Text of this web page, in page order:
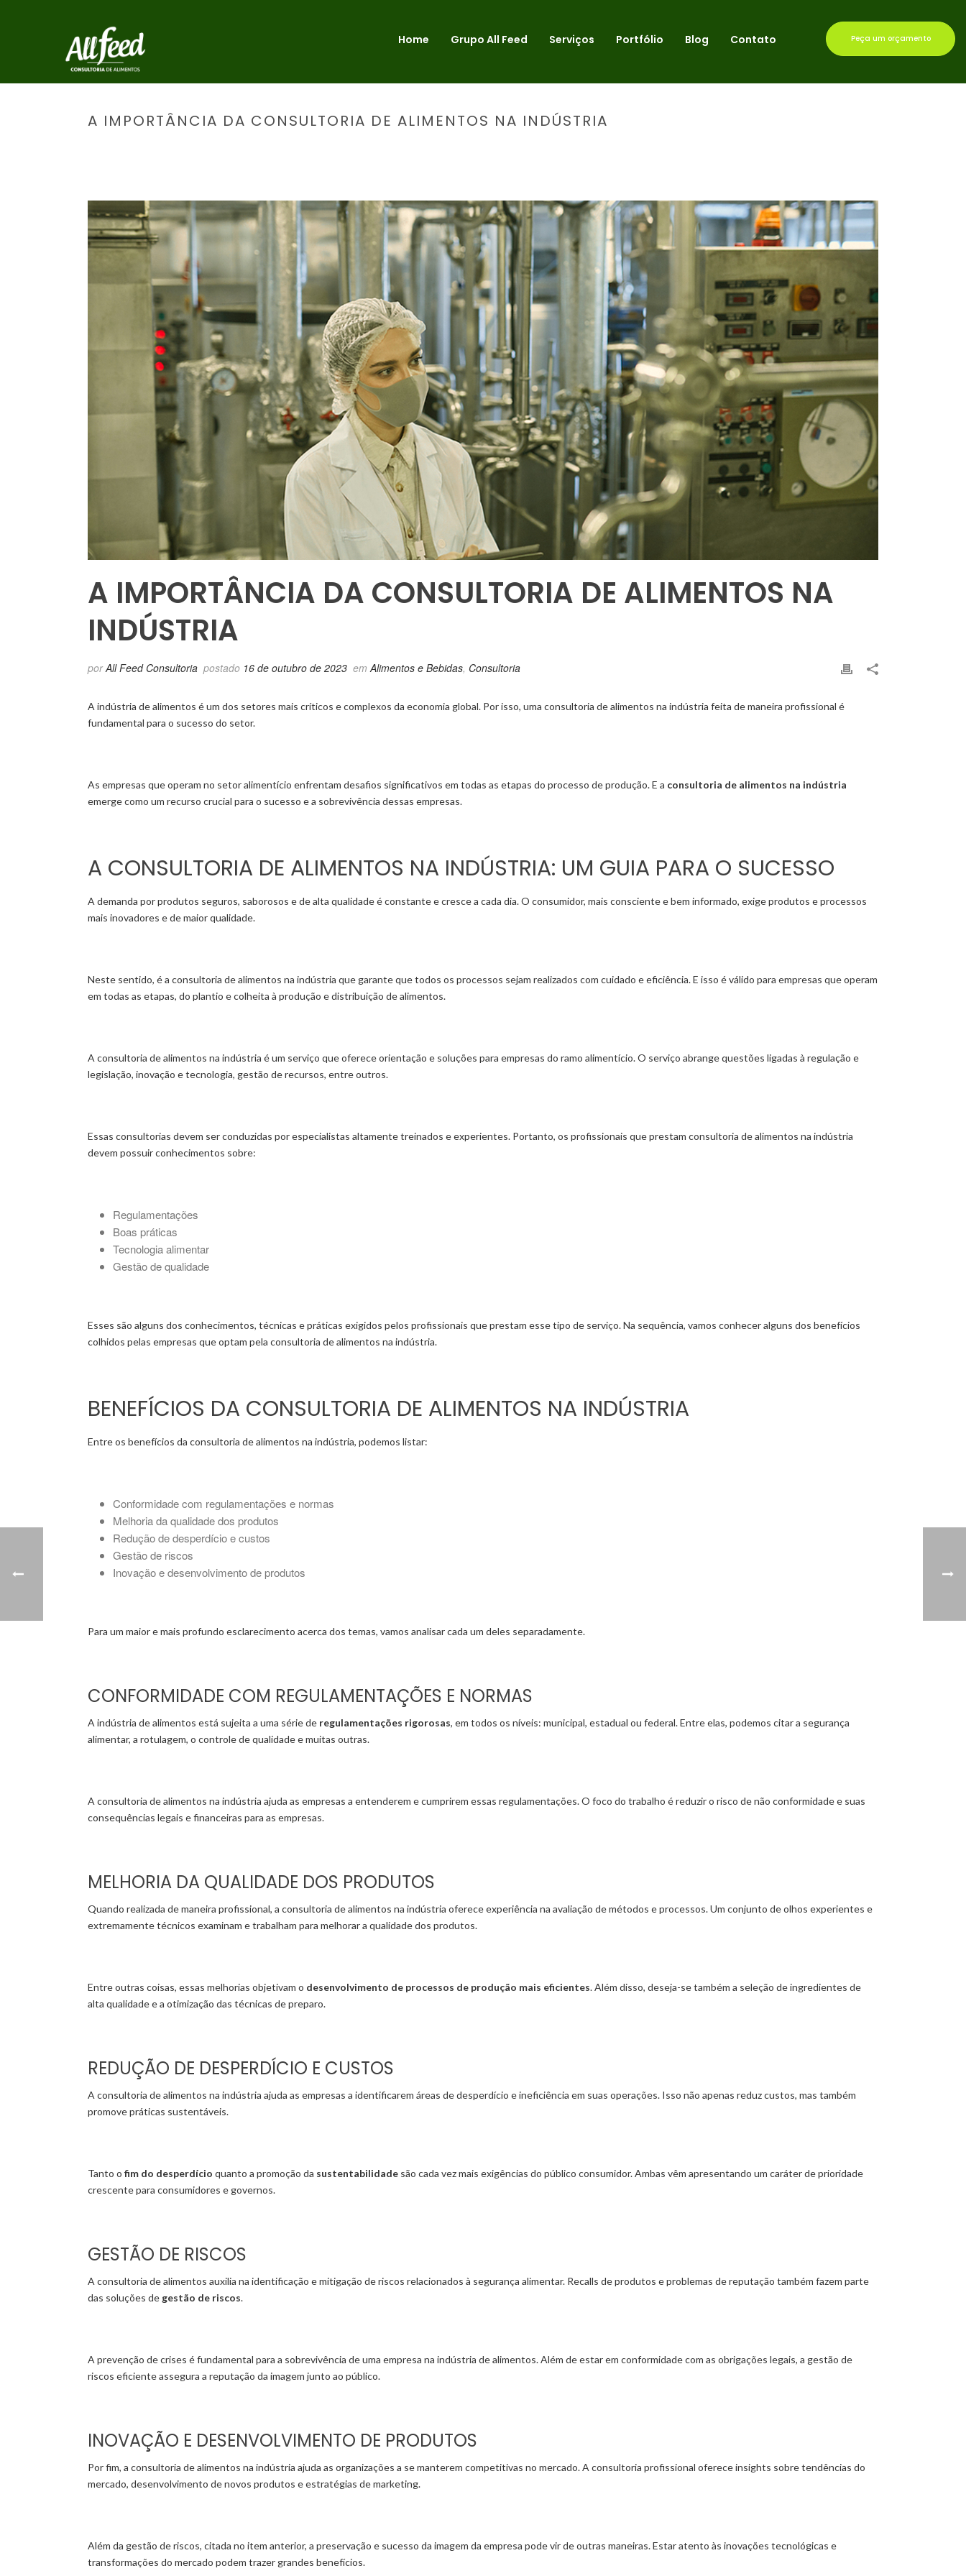
Home Grupo All Feed Serviços Portfólio Blog Contato Peça um orçamento
A IMPORTÂNCIA DA CONSULTORIA DE ALIMENTOS NA INDÚSTRIA
A IMPORTÂNCIA DA CONSULTORIA DE ALIMENTOS NA
INDÚSTRIA
porAll Feed Consultoria postado 16 de outubro de 2023 em Alimentos e Bebidas, Consultoria
A indústria de alimentos é um dos setores mais críticos e complexos da economia global. Por isso, uma consultoria de alimentos na indústria feita de maneira profissional é
fundamental para o sucesso do setor.
As empresas que operam no setor alimentício enfrentam desafios significativos em todas as etapas do processo de produção. E a consultoria de alimentos na indústria
emerge como um recurso crucial para o sucesso e a sobrevivência dessas empresas.
A CONSULTORIA DE ALIMENTOS NA INDÚSTRIA: UM GUIA PARA O SUCESSO
A demanda por produtos seguros, saborosos e de alta qualidade é constante e cresce a cada dia. O consumidor, mais consciente e bem informado, exige produtos e processos
mais inovadores e de maior qualidade.
Neste sentido, é a consultoria de alimentos na indústria que garante que todos os processos sejam realizados com cuidado e eficiência. E isso é válido para empresas que operam
em todas as etapas, do plantio e colheita à produção e distribuição de alimentos.
A consultoria de alimentos na indústria é um serviço que oferece orientação e soluções para empresas do ramo alimentício. O serviço abrange questões ligadas à regulação e
legislação, inovação e tecnologia, gestão de recursos, entre outros.
Essas consultorias devem ser conduzidas por especialistas altamente treinados e experientes. Portanto, os profissionais que prestam consultoria de alimentos na indústria
devem possuir conhecimentos sobre:
Regulamentações
Boas práticas
Tecnologia alimentar
Gestão de qualidade
Esses são alguns dos conhecimentos, técnicas e práticas exigidos pelos profissionais que prestam esse tipo de serviço. Na sequência, vamos conhecer alguns dos benefícios
colhidos pelas empresas que optam pela consultoria de alimentos na indústria.
BENEFÍCIOS DA CONSULTORIA DE ALIMENTOS NA INDÚSTRIA
Entre os benefícios da consultoria de alimentos na indústria, podemos listar:
Conformidade com regulamentações e normas
Melhoria da qualidade dos produtos
Redução de desperdício e custos
Gestão de riscos
Inovação e desenvolvimento de produtos
Para um maior e mais profundo esclarecimento acerca dos temas, vamos analisar cada um deles separadamente.
CONFORMIDADE COM REGULAMENTAÇÕES E NORMAS
A indústria de alimentos está sujeita a uma série de regulamentações rigorosas, em todos os níveis: municipal, estadual ou federal. Entre elas, podemos citar a segurança
alimentar, a rotulagem, o controle de qualidade e muitas outras.
A consultoria de alimentos na indústria ajuda as empresas a entenderem e cumprirem essas regulamentações. O foco do trabalho é reduzir o risco de não conformidade e suas
consequências legais e financeiras para as empresas.
MELHORIA DA QUALIDADE DOS PRODUTOS
Quando realizada de maneira profissional, a consultoria de alimentos na indústria oferece experiência na avaliação de métodos e processos. Um conjunto de olhos experientes e
extremamente técnicos examinam e trabalham para melhorar a qualidade dos produtos.
Entre outras coisas, essas melhorias objetivam o desenvolvimento de processos de produção mais eficientes. Além disso, deseja-se também a seleção de ingredientes de
alta qualidade e a otimização das técnicas de preparo.
REDUÇÃO DE DESPERDÍCIO E CUSTOS
A consultoria de alimentos na indústria ajuda as empresas a identificarem áreas de desperdício e ineficiência em suas operações. Isso não apenas reduz custos, mas também
promove práticas sustentáveis.
Tanto o fim do desperdício quanto a promoção da sustentabilidade são cada vez mais exigências do público consumidor. Ambas vêm apresentando um caráter de prioridade
crescente para consumidores e governos.
GESTÃO DE RISCOS
A consultoria de alimentos auxilia na identificação e mitigação de riscos relacionados à segurança alimentar. Recalls de produtos e problemas de reputação também fazem parte
das soluções de gestão de riscos.
A prevenção de crises é fundamental para a sobrevivência de uma empresa na indústria de alimentos. Além de estar em conformidade com as obrigações legais, a gestão de
riscos eficiente assegura a reputação da imagem junto ao público.
INOVAÇÃO E DESENVOLVIMENTO DE PRODUTOS
Por fim, a consultoria de alimentos na indústria ajuda as organizações a se manterem competitivas no mercado. A consultoria profissional oferece insights sobre tendências do
mercado, desenvolvimento de novos produtos e estratégias de marketing.
Além da gestão de riscos, citada no item anterior, a preservação e sucesso da imagem da empresa pode vir de outras maneiras. Estar atento às inovações tecnológicas e
transformações do mercado podem trazer grandes benefícios.